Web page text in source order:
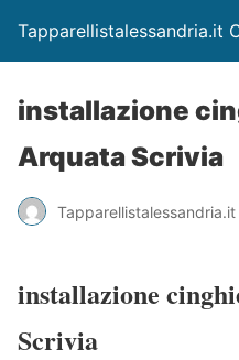
Tapparellistalessandria.it
installazione
Arquata Scrivia
Tapparellistalessandria.it
installazione
Scrivia